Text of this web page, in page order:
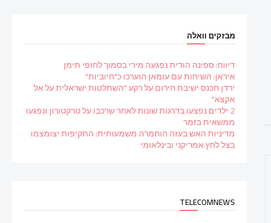
מבזקים וואלה
דיווח: ספינה הודית נפגעה מירי בסמוך לחופי תימן
איראן: השיחות עם עומאן הוערכו כ"חיוביות"
ירדן תכנס ישיבת חירום על רקע "השתלטות ישראלית על אל
אקצא"
2 ילדים נפצעו בדרגות שונות לאחר שרכבו על טרקטורון ונפגעו
ממשאית בזמר
מדיניות האש בעזה הוחמרה משמעותית: התקיפות יצומצמו
בצל לחץ אמריקני ובינלאומי
TELECOMNEWS